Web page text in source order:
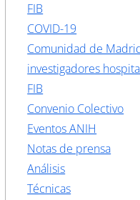
FIB
COVID-19
Comunidad de
investigadores
FIB
Convenio Colectivo
Eventos ANIH
Notas de prensa
Análisis
Técnicas